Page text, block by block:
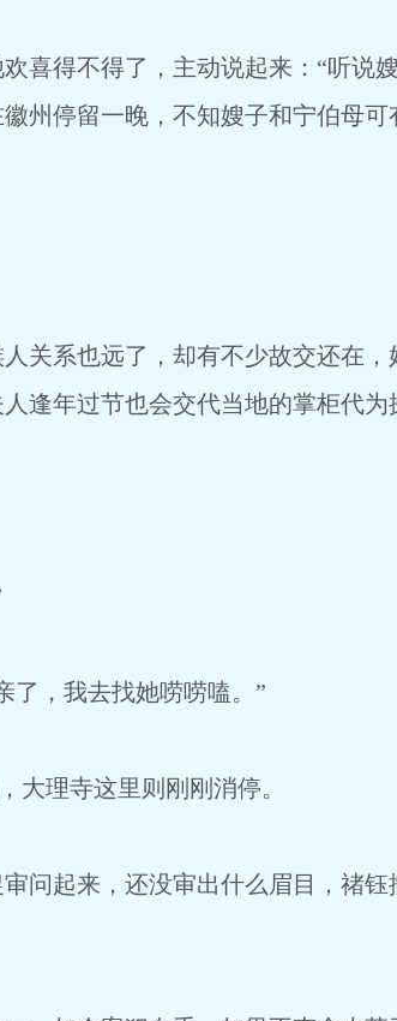
得不得了，主动说起来：“听说
州停留一晚，不知嫂子和宁伯母可
系也远了，却有不少故交还在，
逢年过节也会交代当地的掌柜代为
，我去找她唠唠嗑。”
理寺这里则刚刚消停。
起来，还没审出什么眉目，禇钰